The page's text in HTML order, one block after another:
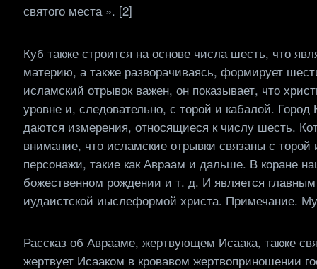
святого места ». [2]
Куб также строится на основе числа шесть, что
материю, а также разворачиваясь, формирует
исламский отрывок важен, он показывает, что
уровне и, следовательно, с торой и кабалой.
даются измерения, относящиеся к числу шесть.
внимание, что исламские отрывки связаны с
персонажи, такие как Авраам и дальше. В коране
божественном рождении и т. д. И является
иудаистской иыслеформой христа. Примечание.
Рассказ об Аврааме, жертвующем Исаака, также
жертвует Исааком в кровавом жертвоприношении